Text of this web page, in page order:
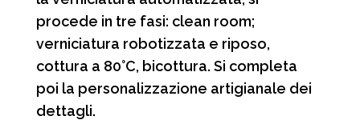
procede in tre fasi: clean room;
verniciatura robotizzata e riposo,
cottura a 80°C, bicottura. Si completa
poi la personalizzazione artigianale dei
dettagli.